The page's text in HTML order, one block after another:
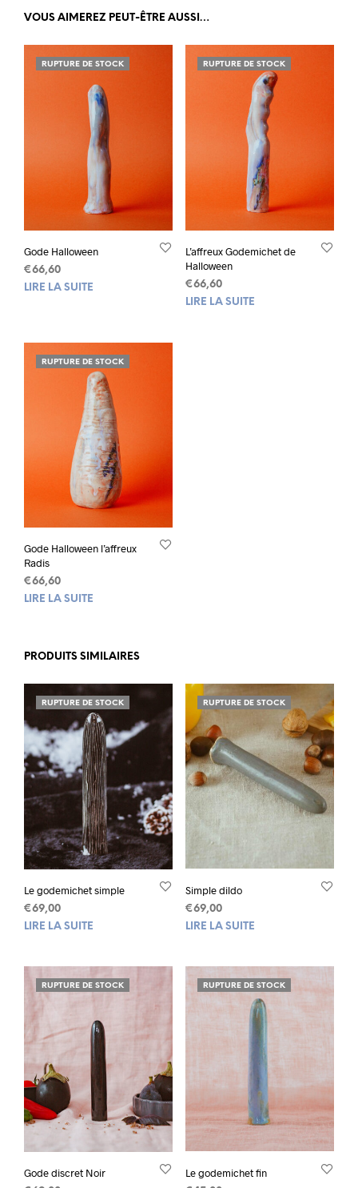
VOUS AIMEREZ PEUT-ÊTRE AUSSI…
RUPTURE DE STOCK
Gode Halloween
€66,60
LIRE LA SUITE
RUPTURE DE STOCK
L’affreux Godemichet de
Halloween
€66,60
LIRE LA SUITE
RUPTURE DE STOCK
Gode Halloween l’affreux
Radis
€66,60
LIRE LA SUITE
PRODUITS SIMILAIRES
RUPTURE DE STOCK
Le godemichet simple
€69,00
LIRE LA SUITE
RUPTURE DE STOCK
Simple dildo
€69,00
LIRE LA SUITE
RUPTURE DE STOCK
Gode discret Noir
RUPTURE DE STOCK
Le godemichet fin